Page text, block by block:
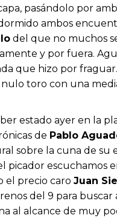
pasándolo por
ambos
del que no muchos
y por fuera.
que hizo por
toro con una
estado ayer en la
de Pablo
sobre la cuna de su
picador escuchamos
el precio caro Juan
del 9 para buscar
al alcance de muy